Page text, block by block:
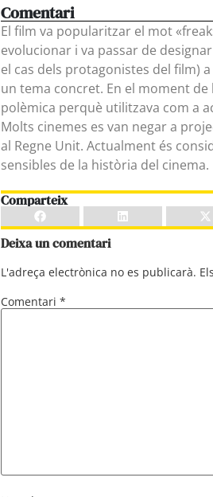
Comentari
El film va popularitzar el mot
evolucionar i va passar de
el cas dels protagonistes del film)
un tema concret. En el moment de
polèmica perquè utilitzava com a
Molts cinemes es van negar a
al Regne Unit. Actualment és
sensibles de la història del cinema.
Comparteix
Deixa un comentari
L'adreça electrònica no es publicarà.
Comentari *